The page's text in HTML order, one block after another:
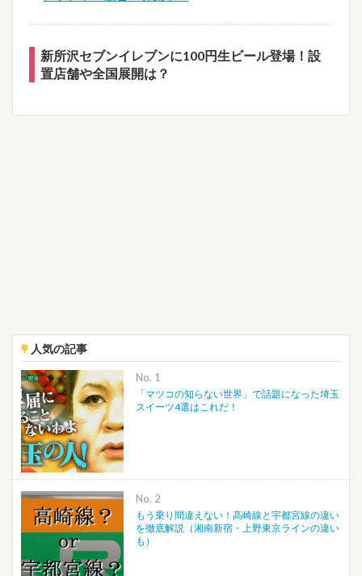
新所沢セブンイレブンに100円生ビール登場！設
置店舗や全国展開は？
人気の記事
No.
「マツコの知らない世界」で話題になった埼玉
スイーツ4選はこれだ！
No.
もう乗り間違えない！高崎線と宇都宮線の違い
を徹底解説（湘南新宿・上野東京ラインの違い
も）